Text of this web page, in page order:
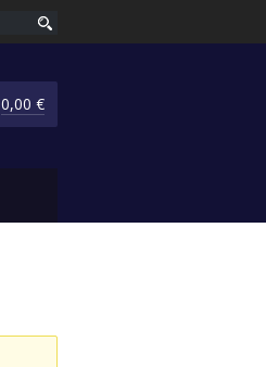
0,00 €